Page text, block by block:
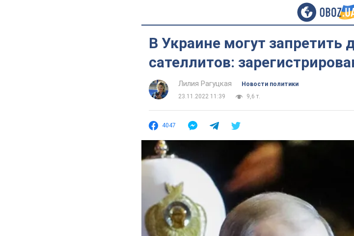
В Украине могут запретить
сателлитов:
Лилия Рагуцкая
Новости политики
23.11.2022 11:39
9,6 т.
4047